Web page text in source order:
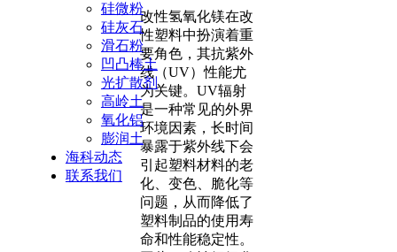
硅微粉
硅灰石
滑石粉
凹凸棒土
光扩散剂
高岭土
氧化铝
膨润土
海科动态
联系我们
改性氢氧化镁在改
性塑料中扮演着重
要角色，其抗紫外
线（UV）性能尤
为关键。UV辐射
是一种常见的外界
环境因素，长时间
暴露于紫外线下会
引起塑料材料的老
化、变色、脆化等
问题，从而降低了
塑料制品的使用寿
命和性能稳定性。